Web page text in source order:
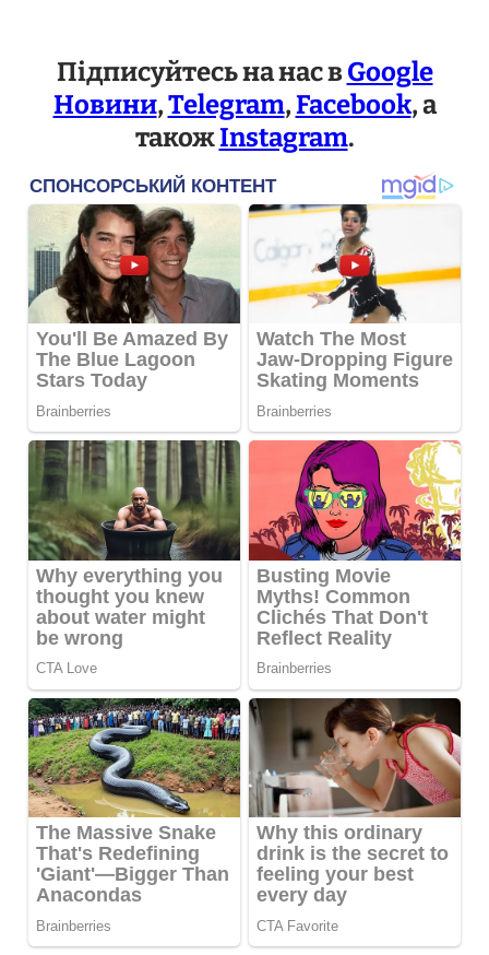
Підписуйтесь на нас вGoogle
Новини,Telegram,Facebook, а
такожInstagram.